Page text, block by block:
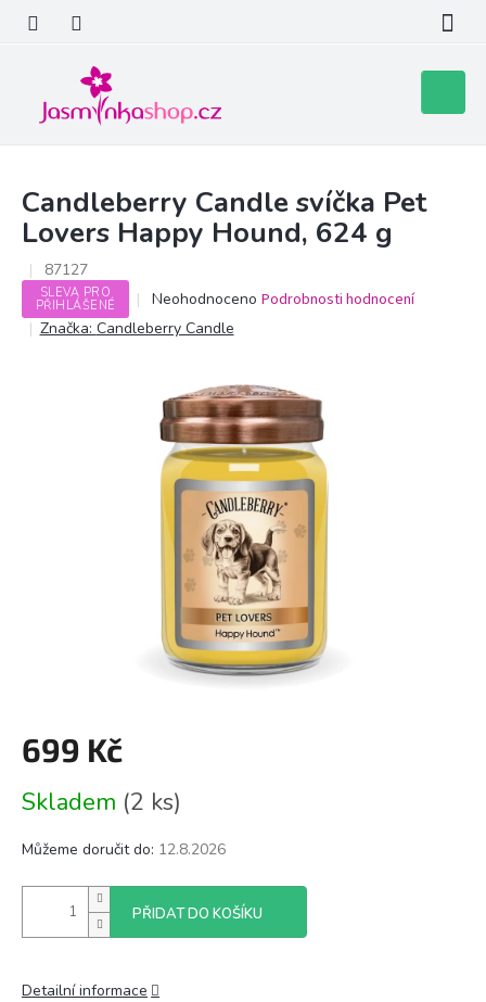
obsah
košík
Candleberry Candle svíčka Pet
Lovers Happy Hound, 624 g
87127
SLEVA PRO
PŘIHLÁŠENÉ
Průměrné
hodnocení
produktu
hvězdiček.
Neohodnoceno Podrobnosti hodnocení
Značka: Candleberry Candle
699 Kč
cena:
Skladem (2 ks)
Můžeme doručit do: 12.8.2026
PŘIDAT DO KOŠÍKU
Detailní informace